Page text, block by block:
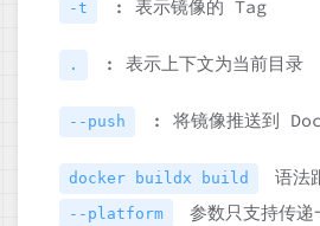
-t : 表示镜像的 Tag
. : 表示上下文为当前目录
--push : 将镜像推送到
docker buildx build 语法
--platform 参数只支持传